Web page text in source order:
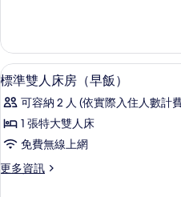
所
有
相
片
PKG)
Cacao
Roof
的
詳
顯
示
標
準
人
7
標準雙人床房（早飯）
可容納 2 人 (依實際入住人數計
1 張特大雙人床
免費無線上網
更多資訊
更